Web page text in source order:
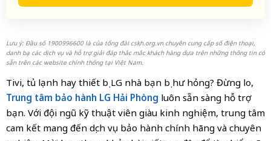
Lưu ý: Đầu số 1900996600 là của tổng đài cskh.org.vn chuyên cung cấp số điện thoại,
danh bạ các dịch vụ và hỗ trợ giải đáp thắc mắc khách hàng dựa trên những thông tin có
sẵn trên các website chính thống tại Việt Nam.
Tivi, tủ lạnh hay thiết bị LG nhà bạn bị hư hỏng? Đừng lo,
Trung tâm bảo hành LG Hải Phòng luôn sẵn sàng hỗ trợ
bạn. Với đội ngũ kỹ thuật viên giàu kinh nghiệm, trung tâm
cam kết mang đến dịch vụ bảo hành chính hãng và chuyên